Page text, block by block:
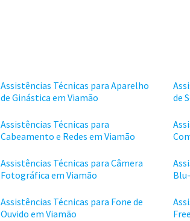
Assistências Técnicas para Aparelho
de Ginástica em Viamão
de
Assistências Técnicas para
Cabeamento e Redes em Viamão
Assistências Técnicas para Câmera
Fotográfica em Viamão
Assistências Técnicas para Fone de
Ouvido em Viamão